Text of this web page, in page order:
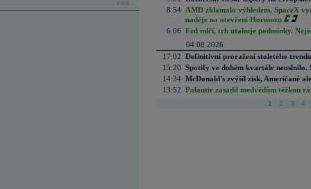
více...
8:54 AMD zklamalo výhledem, SpaceX
naděje na otevření Hormuzu
6:06 Fed mlčí, trh utahuje podmínky.
04.08.2026
17:02 Definitivní proražení stoletého
15:20 Spotify ve duhém kvartále neoslnilo.
14:34 McDonald's zvýšil zisk, Američané
13:52 Palantir zasadil medvědům těžkou
1 2 3 4